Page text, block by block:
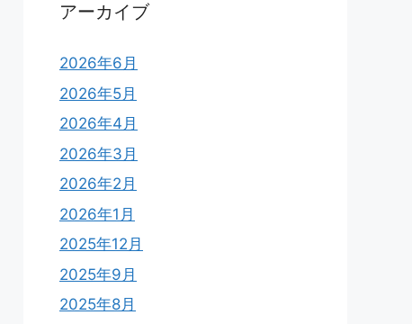
アーカイブ
2026年6月
2026年5月
2026年4月
2026年3月
2026年2月
2026年1月
2025年12月
2025年9月
2025年8月